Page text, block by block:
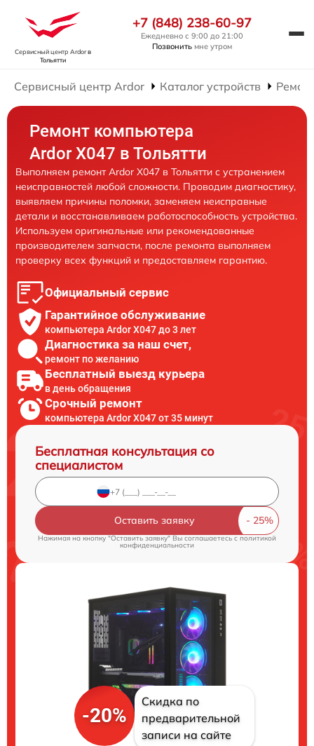
Сервисный центр Ardorв
Тольятти
+7 (848) 238-60-97
Ежедневно с 9:00 до 21:00
Позвонить мне утром
Сервисный центр Ardor Каталог устройств
Ремонт компьютера
Ardor X047 в Тольятти
Выполняем ремонт Ardor X047 в Тольятти с устранением
неисправностей любой сложности. Проводим диагностику,
выявляем причины поломки, заменяем неисправные
детали и восстанавливаем работоспособность устройства.
Используем оригинальные или рекомендованные
производителем запчасти, после ремонта выполняем
проверку всех функций и предоставляем гарантию.
Официальный сервис
Гарантийное обслуживание
компьютера Ardor X047 до 3 лет
Диагностика за наш счет,
ремонт по желанию
Бесплатный выезд курьера
в день обращения
Срочный ремонт
компьютера Ardor X047 от 35 минут
Бесплатная консультация со
специалистом
Оставить заявку
Нажимая на кнопку "Оставить заявку" Вы соглашаетесь cполитикой
конфиденциальности
-20%
Скидка по
предварительной
записи на сайте